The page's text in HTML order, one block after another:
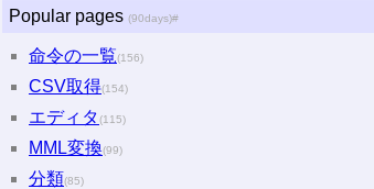
Popular pages (90days)#
命令の一覧(156)
CSV取得(154)
エディタ(115)
MML変換(99)
分類(85)